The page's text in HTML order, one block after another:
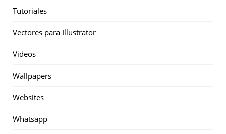
Tutoriales
Vectores para Illustrator
Videos
Wallpapers
Websites
Whatsapp